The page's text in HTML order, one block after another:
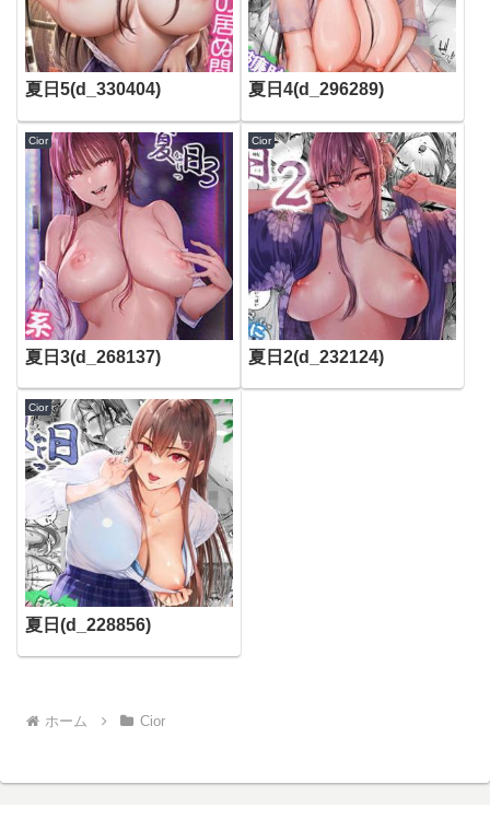
夏日5(d_330404) 夏日4(d_296289)
Cior
夏日3(d_268137)
Cior
夏日2(d_232124)
Cior
夏日(d_228856)
ホーム Cior